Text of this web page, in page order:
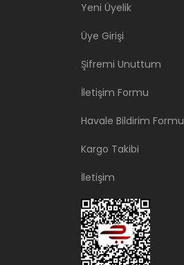
Yeni Üyelik
Üye Girişi
Şifremi Unuttum
İletişim Formu
Havale Bildirim Formu
Kargo Takibi
İletişim